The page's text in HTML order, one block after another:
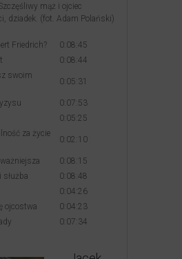
mąż i ojciec
dziadek. (fot. Adam Polański)
Friedrich?
0:08:45
0:08:44
swoim
0:05:31
0:07:53
0:05:25
za życie
0:02:10
0:08:15
służba
0:08:48
0:04:26
ojcostwa
0:04:23
0:07:34